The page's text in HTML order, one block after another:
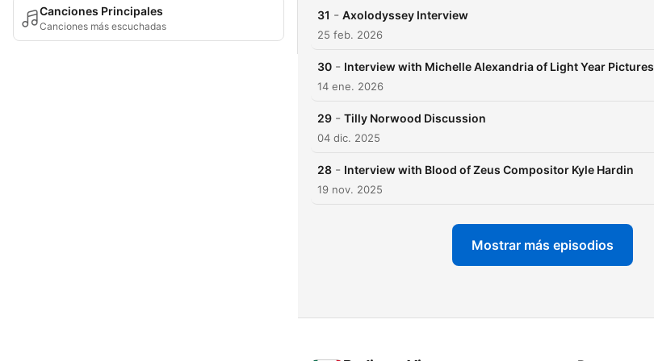
Canciones Principales
Canciones más escuchadas
31 - Axolodyssey Interview
25 feb. 2026
30 - Interview with Michelle Alexandria of Light Year Pictures
14 ene. 2026
29 - Tilly Norwood Discussion
04 dic. 2025
28 - Interview with Blood of Zeus Compositor Kyle Hardin
19 nov. 2025
Mostrar más episodios